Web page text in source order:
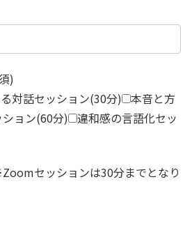
)
対話セッション(30分) 本音と方
ョン(60分) 違和感の言語化セッ
セッションは30分までとなり